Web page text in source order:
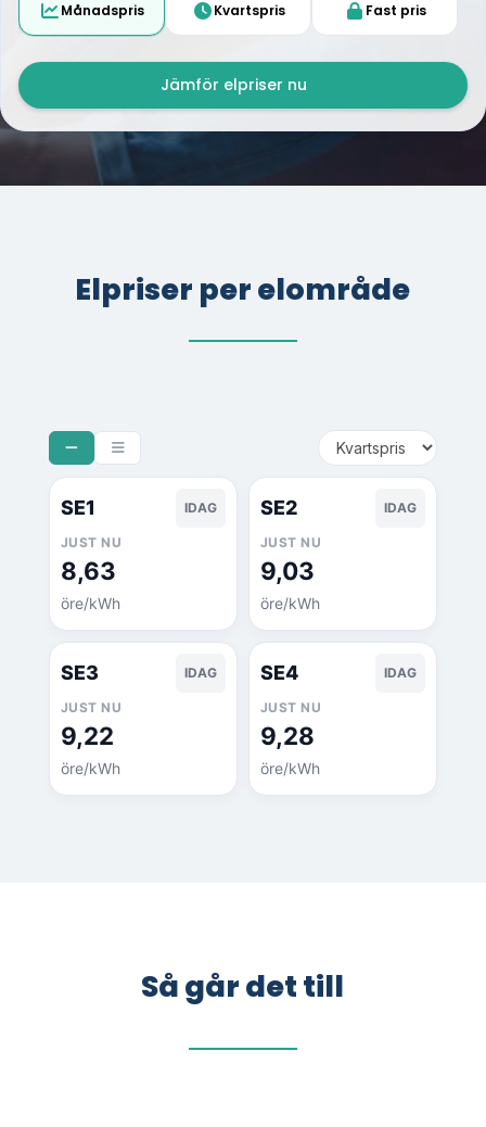
Månadspris Kvartspris Fast pris
Jämför elpriser nu
Elpriser per elområde
SE1 IDAG
JUST NU
8,63
öre/kWh
SE2 IDAG
JUST NU
9,03
öre/kWh
SE3 IDAG
JUST NU
9,22
öre/kWh
SE4 IDAG
JUST NU
9,28
öre/kWh
Så går det till